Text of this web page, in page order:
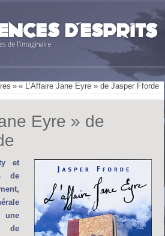
» « L’Affaire Jane Eyre » de Jasper Fforde
Eyre » de
et
de
une
de